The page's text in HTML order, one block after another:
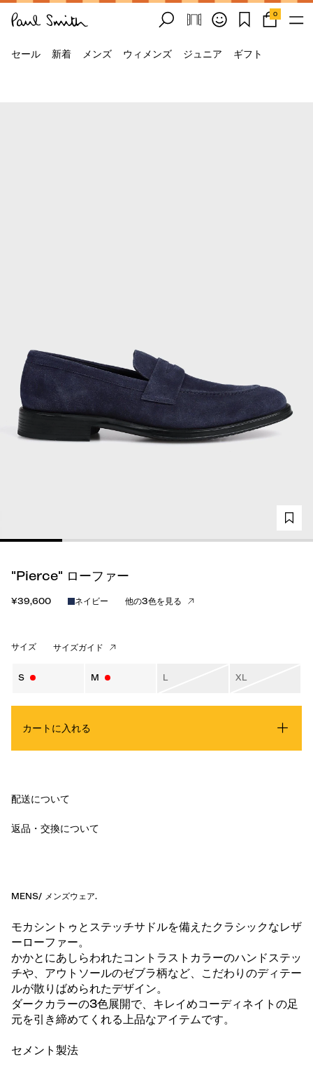
0
セール 新着 メンズ ウィメンズ ジュニア ギフト
"Pierce" ローファー
¥39,600 ネイビー 他の3色を見る
サイズ サイズガイド
S M L XL
カートに入れる
配送について
返品・交換について
MENS/ メンズウェア.
モカシントゥとステッチサドルを備えたクラシックなレザ
ーローファー。
かかとにあしらわれたコントラストカラーのハンドステッ
チや、アウトソールのゼブラ柄など、こだわりのディテー
ルが散りばめられたデザイン。
ダークカラーの3色展開で、キレイめコーディネイトの足
元を引き締めてくれる上品なアイテムです。
セメント製法